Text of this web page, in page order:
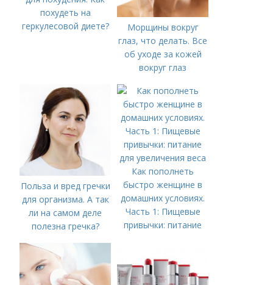
похудеть на
геркулесовой диете?
Морщины вокруг
глаз, что делать. Все
об уходе за кожей
вокруг глаз
Польза и вред гречки
для организма. А так
ли на самом деле
полезна гречка?
Как пополнеть
быстро женщине в
домашних условиях.
Часть 1: Пищевые
привычки: питание